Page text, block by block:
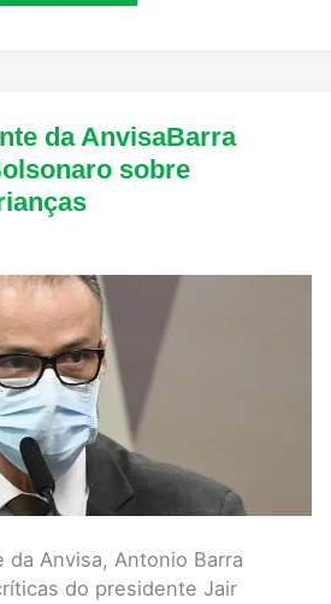
da AnvisaBarra
sobre
Anvisa, Antonio Barra
do presidente Jair
Diretor-
presidente
da
AnvisaBarra
Torres
rebate
vacinação
de
crianças